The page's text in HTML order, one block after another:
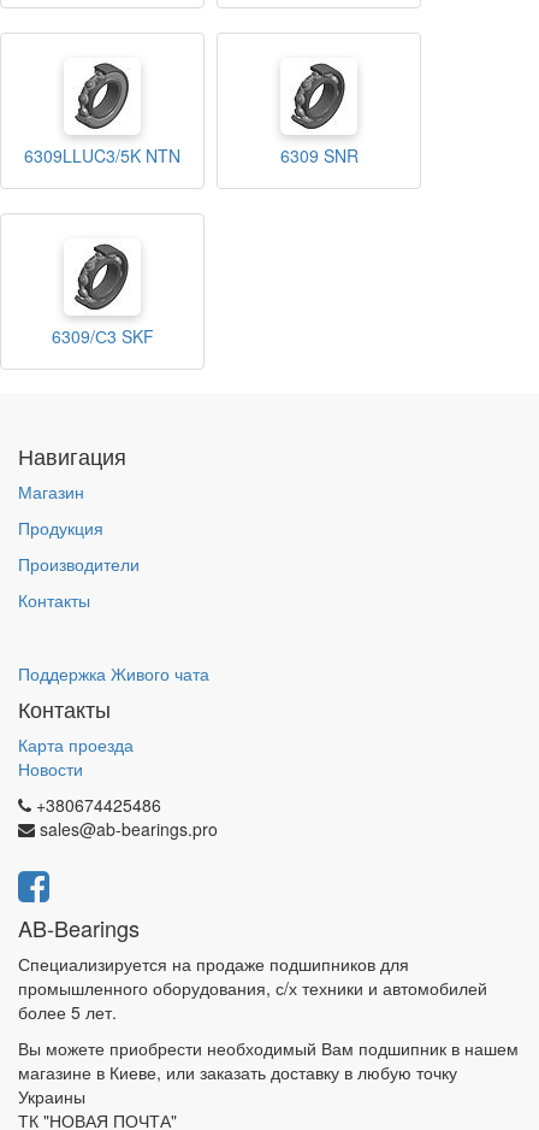
6309LLUC3/5K NTN 6309 SNR
6309/С3 SKF
Навигация
Магазин
Продукция
Производители
Контакты
Поддержка Живого чата
Контакты
Карта проезда
Новости
+380674425486
sales@ab-bearings.pro
AB-Bearings
Специализируется на продаже подшипников для
промышленного оборудования, с/х техники и автомобилей
более 5 лет.
Вы можете приобрести необходимый Вам подшипник в нашем
магазине в Киеве, или заказать доставку в любую точку
Украины
ТК "НОВАЯ ПОЧТА"